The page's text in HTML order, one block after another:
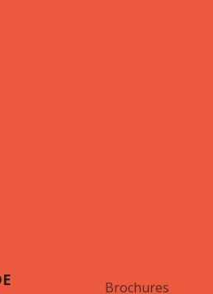
Brochures